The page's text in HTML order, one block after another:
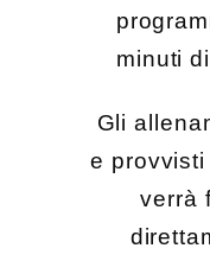
minuti
Gli
e
verrà